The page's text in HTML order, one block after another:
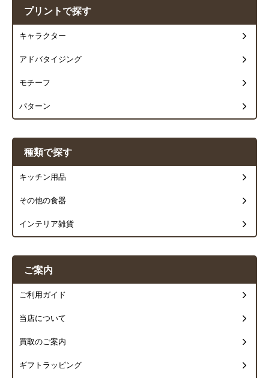
プリントで探す
キャラクター
アドバタイジング
モチーフ
パターン
種類で探す
キッチン用品
その他の食器
インテリア雑貨
ご案内
ご利用ガイド
当店について
買取のご案内
ギフトラッピング